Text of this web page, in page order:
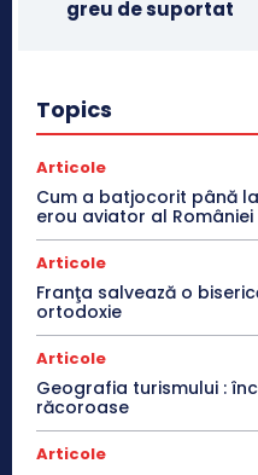
greu de suportat
Topics
Articole
Cum a batjocorit până
erou aviator al României
Articole
Franţa salvează o
ortodoxie
Articole
Geografia turismului :
răcoroase
Articole